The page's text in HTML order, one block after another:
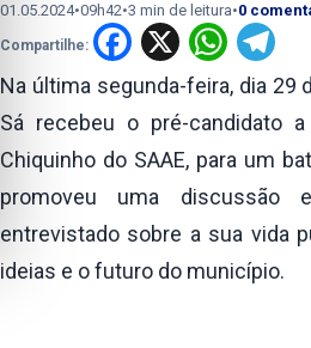
01.05.2024•09h42•3 min de leitura•0
Compartilhe: Facebook
X
Na última segunda-feira, dia 29
Sá recebeu o pré-candidato
Chiquinho do SAAE, para um
promoveu uma discussão
entrevistado sobre a sua vida
ideias e o futuro do município.